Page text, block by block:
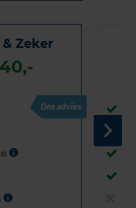
Zeker